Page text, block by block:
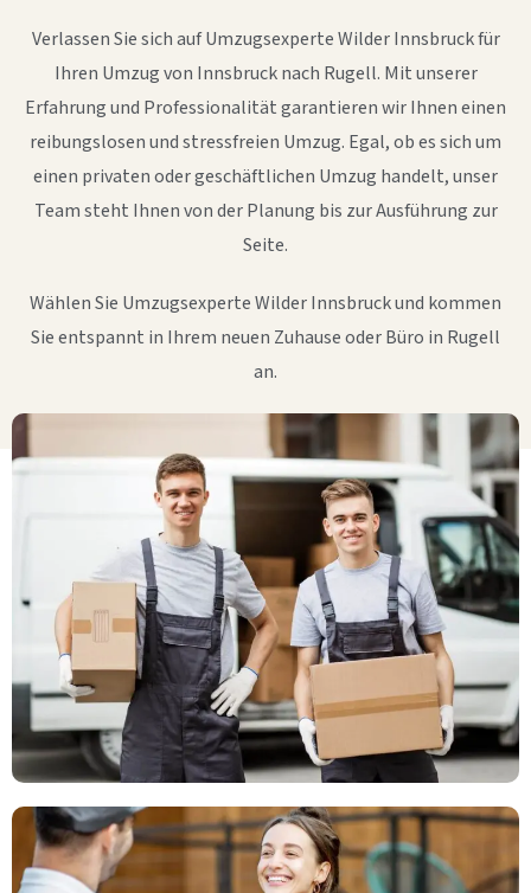
Verlassen Sie sich auf Umzugsexperte Wilder Innsbruck für
Ihren Umzug von Innsbruck nach Rugell. Mit unserer
Erfahrung und Professionalität garantieren wir Ihnen einen
reibungslosen und stressfreien Umzug. Egal, ob es sich um
einen privaten oder geschäftlichen Umzug handelt, unser
Team steht Ihnen von der Planung bis zur Ausführung zur
Seite.
Wählen Sie Umzugsexperte Wilder Innsbruck und kommen
Sie entspannt in Ihrem neuen Zuhause oder Büro in Rugell
an.